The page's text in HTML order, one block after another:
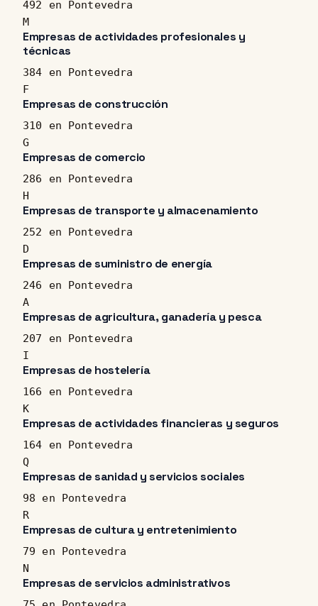
492 en Pontevedra
M
Empresas de actividades profesionales y
técnicas
384 en Pontevedra
F
Empresas de construcción
310 en Pontevedra
G
Empresas de comercio
286 en Pontevedra
H
Empresas de transporte y almacenamiento
252 en Pontevedra
D
Empresas de suministro de energía
246 en Pontevedra
A
Empresas de agricultura, ganadería y pesca
207 en Pontevedra
I
Empresas de hostelería
166 en Pontevedra
K
Empresas de actividades financieras y seguros
164 en Pontevedra
Q
Empresas de sanidad y servicios sociales
98 en Pontevedra
R
Empresas de cultura y entretenimiento
79 en Pontevedra
N
Empresas de servicios administrativos